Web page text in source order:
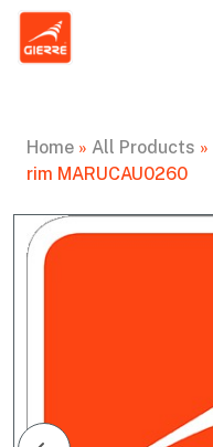
Home » All Products »
rim MARUCAU0260